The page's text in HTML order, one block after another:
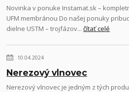
Novinka v ponuke Instamat.sk –
UFM membránou Do našej ponuky
dielne USTM – trojfázov...čítať celé
10.04.2024
Nerezový vlnovec
Nerezový vlnovec je jedným z tých